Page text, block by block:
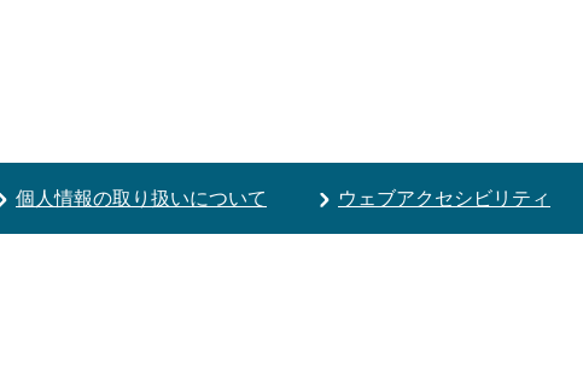
個人情報の取り扱いについて ウェブアクセシビリティ